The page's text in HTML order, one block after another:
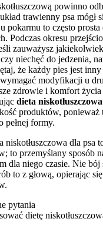
powinno
trawienny psa mógł
pokarmu to często
Podczas okresu
zauważysz
niechęć do jedzenia,
że każdy pies jest
modyfikacji u
zdrowie i komfort
dieta
produktów, ponieważ
pełnej formy.
niskotłuszczowa dla psa
to przemyślany sposób
dla niego czasie. Nie bój
to z głową, opierając
pytania
dietę